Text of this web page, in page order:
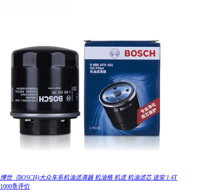
博世（BOSCH)大众车系机油滤清器 机油格 机滤 机油滤芯 途安 1.4T
1000条评价